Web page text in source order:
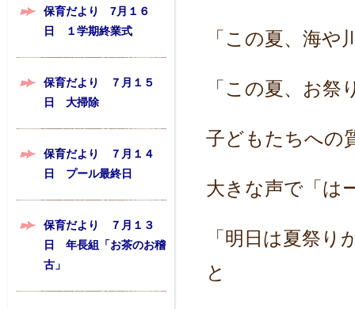
保育だより 7月１６
日 １学期終業式
保育だより ７月１５
日 大掃除
保育だより ７月１４
日 プール最終日
保育だより ７月１３
日 年長組「お茶のお稽
古」
「この夏、海や
「この夏、お
子どもたちへの
大きな声で「は
「明日は夏祭
と